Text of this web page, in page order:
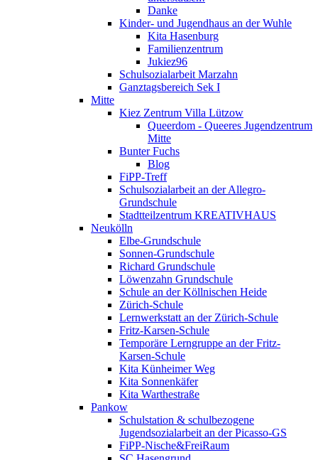
Danke
Kinder- und Jugendhaus an der Wuhle
Kita Hasenburg
Familienzentrum
Jukiez96
Schulsozialarbeit Marzahn
Ganztagsbereich Sek I
Mitte
Kiez Zentrum Villa Lützow
Queerdom - Queeres Jugendzentrum
Mitte
Bunter Fuchs
Blog
FiPP-Treff
Schulsozialarbeit an der Allegro-
Grundschule
Stadtteilzentrum KREATIVHAUS
Neukölln
Elbe-Grundschule
Sonnen-Grundschule
Richard Grundschule
Löwenzahn Grundschule
Schule an der Köllnischen Heide
Zürich-Schule
Lernwerkstatt an der Zürich-Schule
Fritz-Karsen-Schule
Temporäre Lerngruppe an der Fritz-
Karsen-Schule
Kita Künheimer Weg
Kita Sonnenkäfer
Kita Warthestraße
Pankow
Schulstation & schulbezogene
Jugendsozialarbeit an der Picasso-GS
FiPP-Nische&FreiRaum